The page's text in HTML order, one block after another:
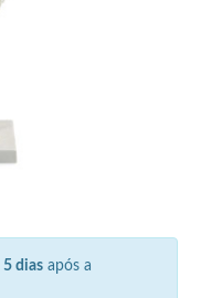
5 dias após a